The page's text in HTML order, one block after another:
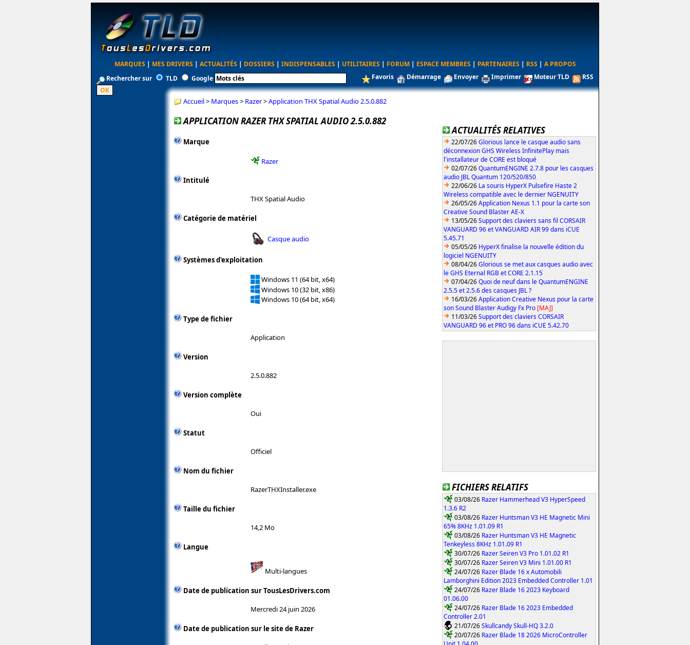
MARQUES | MES DRIVERS | ACTUALITÉS | DOSSIERS | INDISPENSABLES | UTILITAIRES | FORUM | ESPACE MEMBRES | PARTENAIRES | RSS | A PROPOS
Rechercher sur
TLD Google Favoris Démarrage Envoyer Imprimer Moteur TLD RSS
Accueil> Marques> Razer>Application THX Spatial Audio 2.5.0.882
APPLICATION RAZER THX SPATIAL AUDIO 2.5.0.882
Marque
Razer
Intitulé
THX Spatial Audio
Catégorie de matériel
Casque audio
Systèmes d'exploitation
Windows 11 (64 bit, x64)
Windows 10 (32 bit, x86)
Windows 10 (64 bit, x64)
Type de fichier
Application
Version
2.5.0.882
Version complète
Oui
Statut
Officiel
Nom du fichier
RazerTHXInstaller.exe
Taille du fichier
14,2 Mo
Langue
Multi-langues
Date de publication sur TousLesDrivers.com
Mercredi 24 juin 2026
Date de publication sur le site de Razer
ACTUALITÉS RELATIVES
22/07/26Glorious lance le casque audio sans
déconnexion GHS Wireless InfinitePlay mais
l'installateur de CORE est bloqué
02/07/26QuantumENGINE 2.7.8 pour les casques
audio JBL Quantum 120/520/850
22/06/26 La souris HyperX Pulsefire Haste 2
Wireless compatible avec le dernier NGENUITY
26/05/26Application Nexus 1.1 pour la carte son
Creative Sound Blaster AE-X
13/05/26Support des claviers sans fil CORSAIR
VANGUARD 96 et VANGUARD AIR 99 dans iCUE
5.45.71
05/05/26 HyperX finalise la nouvelle édition du
logiciel NGENUITY
08/04/26Glorious se met aux casques audio avec
le GHS Eternal RGB et CORE 2.1.15
07/04/26Quoi de neuf dans le QuantumENGINE
2.5.5 et 2.5.6 des casques JBL ?
16/03/26Application Creative Nexus pour la carte
son Sound Blaster Audigy Fx Pro [MAJ]
11/03/26Support des claviers CORSAIR
VANGUARD 96 et PRO 96 dans iCUE 5.42.70
FICHIERS RELATIFS
03/08/26 Razer Hammerhead V3 HyperSpeed
1.3.6 R2
03/08/26 Razer Huntsman V3 HE Magnetic Mini
65% 8KHz 1.01.09 R1
03/08/26 Razer Huntsman V3 HE Magnetic
Tenkeyless 8KHz 1.01.09 R1
30/07/26 Razer Seiren V3 Pro 1.01.02 R1
30/07/26 Razer Seiren V3 Mini 1.01.00 R1
24/07/26 Razer Blade 16 x Automobili
Lamborghini Edition 2023 Embedded Controller 1.01
24/07/26 Razer Blade 16 2023 Keyboard
01.06.00
24/07/26 Razer Blade 16 2023 Embedded
Controller 2.01
21/07/26Skullcandy Skull-HQ 3.2.0
20/07/26 Razer Blade 18 2026 MicroController